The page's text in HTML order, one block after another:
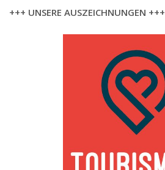
+++ UNSERE AUSZEICHNUNGEN +++